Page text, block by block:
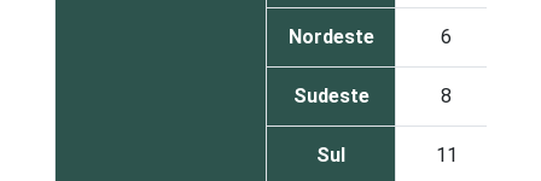
Nordeste 6
Sudeste 8
Sul 11